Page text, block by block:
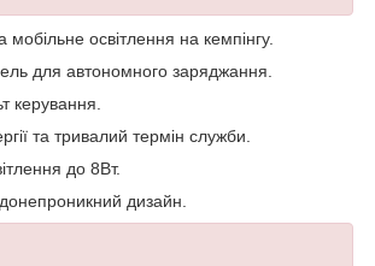
мобільне освітлення на кемпінгу.
для автономного заряджання.
керування.
та тривалий термін служби.
до 8Вт.
дизайн.